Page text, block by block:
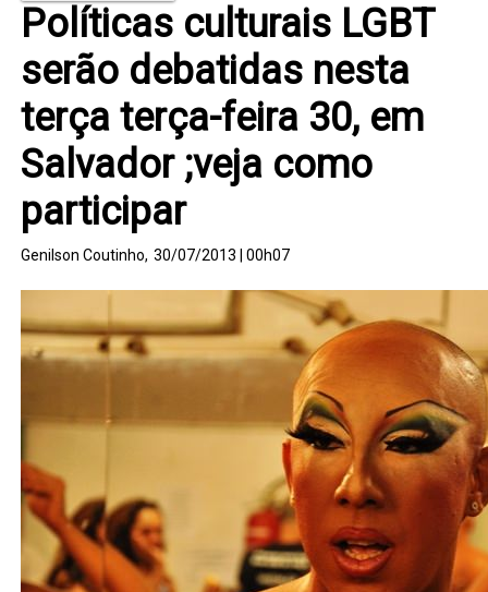
Políticas culturais LGBT
serão debatidas nesta
terça terça-feira 30, em
Salvador ;veja como
participar
Genilson Coutinho, 30/07/2013 | 00h07